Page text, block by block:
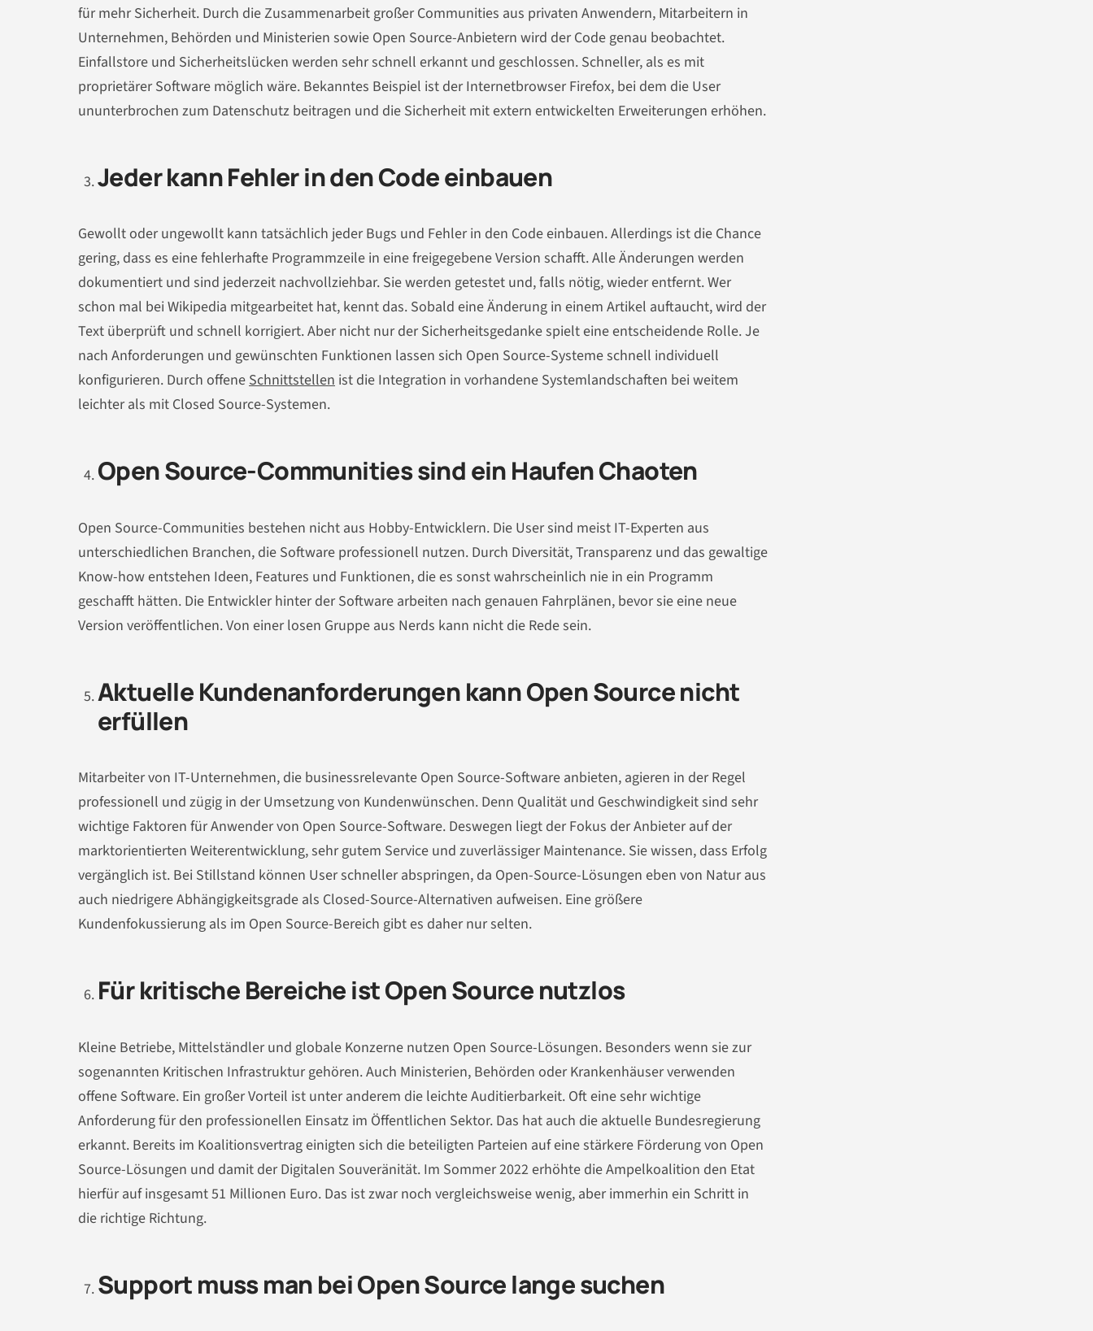
für mehr Sicherheit. Durch die Zusammenarbeit großer Communities aus privaten Anwendern, Mitarbeitern in
Unternehmen, Behörden und Ministerien sowie Open Source-Anbietern wird der Code genau beobachtet.
Einfallstore und Sicherheitslücken werden sehr schnell erkannt und geschlossen. Schneller, als es mit
proprietärer Software möglich wäre. Bekanntes Beispiel ist der Internetbrowser Firefox, bei dem die User
ununterbrochen zum Datenschutz beitragen und die Sicherheit mit extern entwickelten Erweiterungen erhöhen.
Jeder kann Fehler in den Code einbauen
Gewollt oder ungewollt kann tatsächlich jeder Bugs und Fehler in den Code einbauen. Allerdings ist die Chance
gering, dass es eine fehlerhafte Programmzeile in eine freigegebene Version schafft. Alle Änderungen werden
dokumentiert und sind jederzeit nachvollziehbar. Sie werden getestet und, falls nötig, wieder entfernt. Wer
schon mal bei Wikipedia mitgearbeitet hat, kennt das. Sobald eine Änderung in einem Artikel auftaucht, wird der
Text überprüft und schnell korrigiert. Aber nicht nur der Sicherheitsgedanke spielt eine entscheidende Rolle. Je
nach Anforderungen und gewünschten Funktionen lassen sich Open Source-Systeme schnell individuell
konfigurieren. Durch offeneSchnittstellen ist die Integration in vorhandene Systemlandschaften bei weitem
leichter als mit Closed Source-Systemen.
Open Source-Communities sind ein Haufen Chaoten
Open Source-Communities bestehen nicht aus Hobby-Entwicklern. Die User sind meist IT-Experten aus
unterschiedlichen Branchen, die Software professionell nutzen. Durch Diversität, Transparenz und das gewaltige
Know-how entstehen Ideen, Features und Funktionen, die es sonst wahrscheinlich nie in ein Programm
geschafft hätten. Die Entwickler hinter der Software arbeiten nach genauen Fahrplänen, bevor sie eine neue
Version veröffentlichen. Von einer losen Gruppe aus Nerds kann nicht die Rede sein.
Aktuelle Kundenanforderungen kann Open Source nicht
erfüllen
Mitarbeiter von IT-Unternehmen, die businessrelevante Open Source-Software anbieten, agieren in der Regel
professionell und zügig in der Umsetzung von Kundenwünschen. Denn Qualität und Geschwindigkeit sind sehr
wichtige Faktoren für Anwender von Open Source-Software. Deswegen liegt der Fokus der Anbieter auf der
marktorientierten Weiterentwicklung, sehr gutem Service und zuverlässiger Maintenance. Sie wissen, dass Erfolg
vergänglich ist. Bei Stillstand können User schneller abspringen, da Open-Source-Lösungen eben von Natur aus
auch niedrigere Abhängigkeitsgrade als Closed-Source-Alternativen aufweisen. Eine größere
Kundenfokussierung als im Open Source-Bereich gibt es daher nur selten.
Für kritische Bereiche ist Open Source nutzlos
Kleine Betriebe, Mittelständler und globale Konzerne nutzen Open Source-Lösungen. Besonders wenn sie zur
sogenannten Kritischen Infrastruktur gehören. Auch Ministerien, Behörden oder Krankenhäuser verwenden
offene Software. Ein großer Vorteil ist unter anderem die leichte Auditierbarkeit. Oft eine sehr wichtige
Anforderung für den professionellen Einsatz im Öffentlichen Sektor. Das hat auch die aktuelle Bundesregierung
erkannt. Bereits im Koalitionsvertrag einigten sich die beteiligten Parteien auf eine stärkere Förderung von Open
Source-Lösungen und damit der Digitalen Souveränität. Im Sommer 2022 erhöhte die Ampelkoalition den Etat
hierfür auf insgesamt 51 Millionen Euro. Das ist zwar noch vergleichsweise wenig, aber immerhin ein Schritt in
die richtige Richtung.
Support muss man bei Open Source lange suchen